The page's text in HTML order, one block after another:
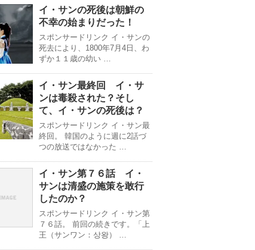
イ・サンの死後は朝鮮の
不幸の始まりだった！
スポンサードリンク イ・サンの
死去により、1800年7月4日、わ
ずか１１歳の幼い …
イ・サン最終回 イ・サ
ンは毒殺された？そし
て、イ・サンの死後は？
スポンサードリンク イ・サン最
終回。 韓国のように週に2話づ
つの放送ではなかった …
イ・サン第７６話 イ・
サンは清盛の施策を敢行
したのか？
スポンサードリンク イ・サン第
７６話。 前回の続きです。「上
王（サンワン：상왕） …